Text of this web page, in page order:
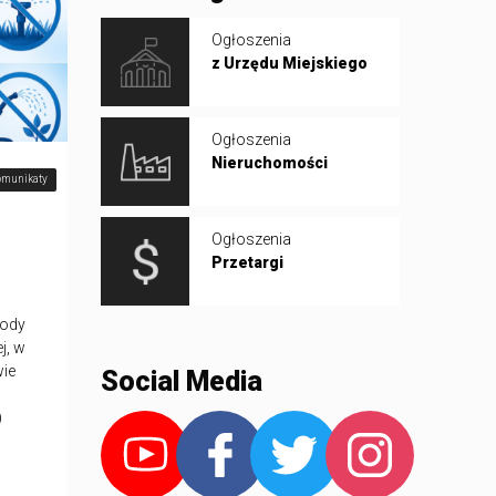
w
Ogłoszenia
z Urzędu Miejskiego
Ogłoszenia
Nieruchomości
Ogłoszenia
Przetargi
Social Media